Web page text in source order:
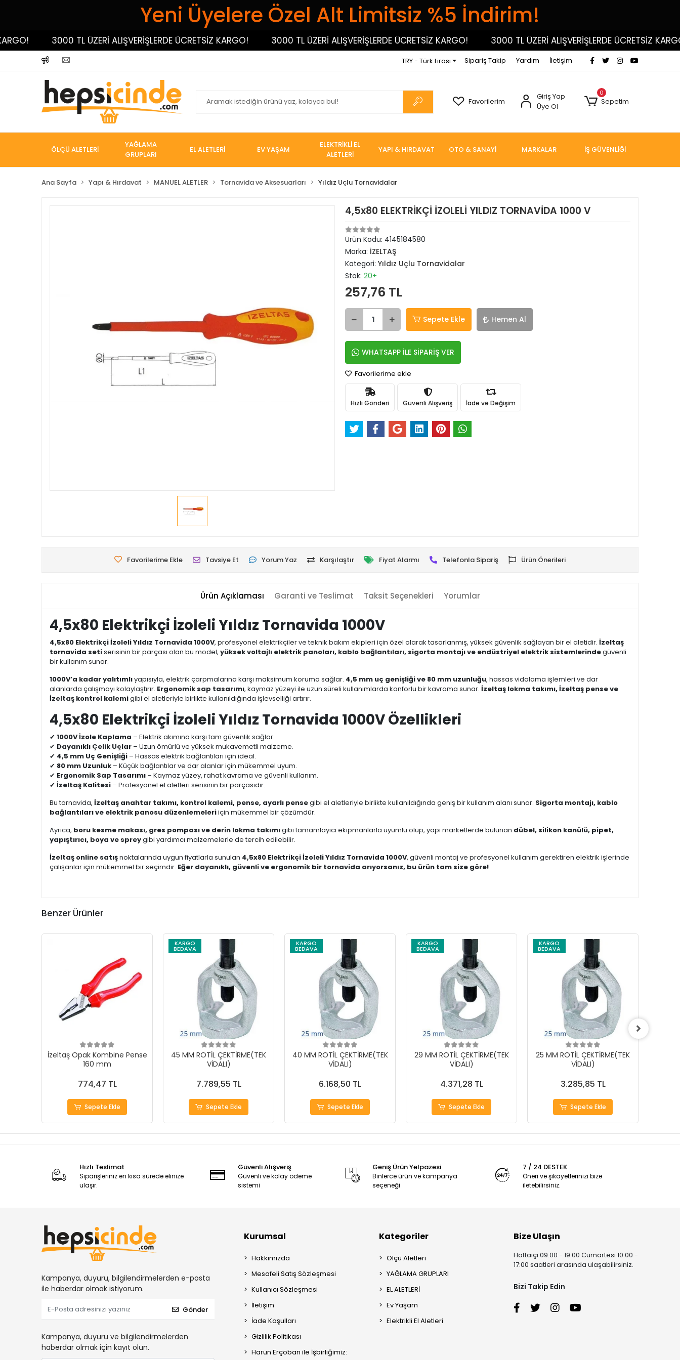
Yeni Üyelere Özel Alt Limitsiz %5 İndirim!
3000 TL ÜZERİ ALIŞVERİŞLERDE ÜCRETSİZ KARGO! 3000 TL ÜZERİ ALIŞVERİŞLERDE ÜCRETSİZ KARGO! 3000 TL ÜZERİ ALIŞVERİŞLERDE ÜCRETSİZ KARGO!
TRY - Türk Lirası Sipariş Takip Yardım İletişim
Favorilerim
Giriş Yap
Üye Ol
0
Sepetim
ÖLÇÜ ALETLERİ
YAĞLAMA
GRUPLARI
EL ALETLERİ EV YAŞAM
ELEKTRİKLİ EL
ALETLERİ
YAPI & HIRDAVAT OTO & SANAYİ MARKALAR İŞ GÜVENLİĞİ
Ana Sayfa Yapı & Hırdavat MANUEL ALETLER Tornavida ve Aksesuarları Yıldız Uçlu Tornavidalar
4,5x80 ELEKTRİKÇİ İZOLELİ YILDIZ TORNAVİDA 1000 V
Ürün Kodu: 4145184580
Marka: İZELTAŞ
Kategori: Yıldız Uçlu Tornavidalar
Stok: 20+
257,76 TL
Sepete Ekle Hemen Al
WHATSAPP İLE SİPARİŞ VER
Favorilerime ekle
Hızlı Gönderi Güvenli Alışveriş İade ve Değişim
Favorilerime Ekle Tavsiye Et Yorum Yaz Karşılaştır Fiyat Alarmı Telefonla Sipariş Ürün Önerileri
Ürün Açıklaması Garanti ve Teslimat Taksit Seçenekleri Yorumlar
4,5x80 Elektrikçi İzoleli Yıldız Tornavida 1000V
4,5x80 Elektrikçi İzoleli Yıldız Tornavida 1000V, profesyonel elektrikçiler ve teknik bakım ekipleri için özel olarak tasarlanmış, yüksek güvenlik sağlayan bir el aletidir. İzeltaş
tornavida setiserisinin bir parçası olan bu model, yüksek voltajlı elektrik panoları, kablo bağlantıları, sigorta montajı ve endüstriyel elektrik sistemlerindegüvenli
bir kullanım sunar.
1000V’a kadar yalıtımlıyapısıyla, elektrik çarpmalarına karşı maksimum koruma sağlar. 4,5 mm uç genişliği ve 80 mm uzunluğu, hassas vidalama işlemleri ve dar
alanlarda çalışmayı kolaylaştırır. Ergonomik sap tasarımı, kaymaz yüzeyi ile uzun süreli kullanımlarda konforlu bir kavrama sunar. İzeltaş lokma takımı, İzeltaş pense ve
İzeltaş kontrol kalemigibi el aletleriyle birlikte kullanıldığında işlevselliği artırır.
4,5x80 Elektrikçi İzoleli Yıldız Tornavida 1000V Özellikleri
✔ 1000V İzole Kaplama – Elektrik akımına karşı tam güvenlik sağlar.
✔ Dayanıklı Çelik Uçlar – Uzun ömürlü ve yüksek mukavemetli malzeme.
✔ 4,5 mm Uç Genişliği – Hassas elektrik bağlantıları için ideal.
✔ 80 mm Uzunluk – Küçük bağlantılar ve dar alanlar için mükemmel uyum.
✔ Ergonomik Sap Tasarımı – Kaymaz yüzey, rahat kavrama ve güvenli kullanım.
✔ İzeltaş Kalitesi – Profesyonel el aletleri serisinin bir parçasıdır.
Bu tornavida, İzeltaş anahtar takımı, kontrol kalemi, pense, ayarlı pensegibi el aletleriyle birlikte kullanıldığında geniş bir kullanım alanı sunar. Sigorta montajı, kablo
bağlantıları ve elektrik panosu düzenlemeleriiçin mükemmel bir çözümdür.
Ayrıca, boru kesme makası, gres pompası ve derin lokma takımıgibi tamamlayıcı ekipmanlarla uyumlu olup, yapı marketlerde bulunan dübel, silikon kanülü, pipet,
yapıştırıcı, boya ve spreygibi yardımcı malzemelerle de tercih edilebilir.
İzeltaş online satışnoktalarında uygun fiyatlarla sunulan 4,5x80 Elektrikçi İzoleli Yıldız Tornavida 1000V, güvenli montaj ve profesyonel kullanım gerektiren elektrik işlerinde
çalışanlar için mükemmel bir seçimdir. Eğer dayanıklı, güvenli ve ergonomik bir tornavida arıyorsanız, bu ürün tam size göre!
Benzer Ürünler
İzeltaş Opak Kombine Pense
160 mm
774,47 TL
Sepete Ekle
KARGO
BEDAVA
45 MM ROTİL ÇEKTİRME(TEK
VİDALI)
7.789,55 TL
Sepete Ekle
KARGO
BEDAVA
40 MM ROTİL ÇEKTİRME(TEK
VİDALI)
6.168,50 TL
Sepete Ekle
KARGO
BEDAVA
29 MM ROTİL ÇEKTİRME(TEK
VİDALI)
4.371,28 TL
Sepete Ekle
KARGO
BEDAVA
25 MM ROTİL ÇEKTİRME(TEK
VİDALI)
3.285,85 TL
Sepete Ekle
Hızlı Teslimat
Siparişleriniz en kısa sürede elinize
ulaşır.
Güvenli Alışveriş
Güvenli ve kolay ödeme
sistemi
Geniş Ürün Yelpazesi
Binlerce ürün ve kampanya
seçeneği
7 / 24 DESTEK
Öneri ve şikayetlerinizi bize
iletebilirsiniz.
Kampanya, duyuru, bilgilendirmelerden e-posta
ile haberdar olmak istiyorum.
Gönder
Kampanya, duyuru ve bilgilendirmelerden
haberdar olmak için kayıt olun.
Kurumsal
Hakkımızda
Mesafeli Satış Sözleşmesi
Kullanıcı Sözleşmesi
İletişim
İade Koşulları
Gizlilik Politikası
Harun Erçoban ile İşbirliğimiz:
Kategoriler
Ölçü Aletleri
YAĞLAMA GRUPLARI
EL ALETLERİ
Ev Yaşam
Elektrikli El Aletleri
Bize Ulaşın
Haftaiçi 09:00 - 19:00 Cumartesi 10:00 -
17:00 saatleri arasında ulaşabilirsiniz.
Bizi Takip Edin